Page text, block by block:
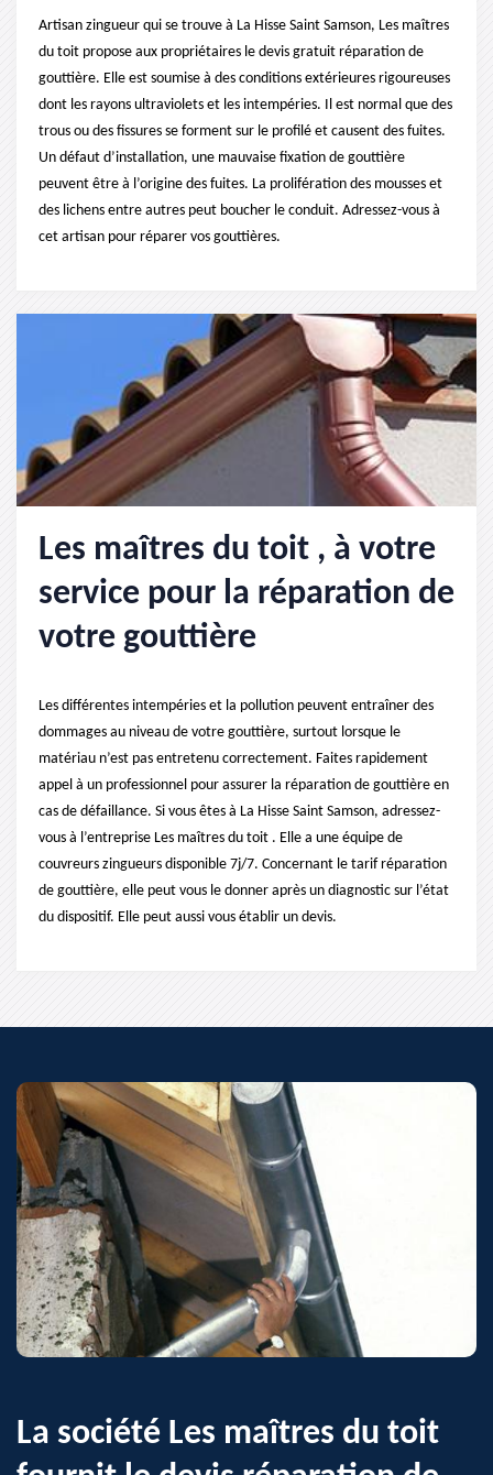
Artisan zingueur qui se trouve à La Hisse Saint Samson, Les maîtres
du toit propose aux propriétaires le devis gratuit réparation de
gouttière. Elle est soumise à des conditions extérieures rigoureuses
dont les rayons ultraviolets et les intempéries. Il est normal que des
trous ou des fissures se forment sur le profilé et causent des fuites.
Un défaut d’installation, une mauvaise fixation de gouttière
peuvent être à l’origine des fuites. La prolifération des mousses et
des lichens entre autres peut boucher le conduit. Adressez-vous à
cet artisan pour réparer vos gouttières.
Les maîtres du toit , à votre
service pour la réparation de
votre gouttière
Les différentes intempéries et la pollution peuvent entraîner des
dommages au niveau de votre gouttière, surtout lorsque le
matériau n’est pas entretenu correctement. Faites rapidement
appel à un professionnel pour assurer la réparation de gouttière en
cas de défaillance. Si vous êtes à La Hisse Saint Samson, adressez-
vous à l’entreprise Les maîtres du toit . Elle a une équipe de
couvreurs zingueurs disponible 7j/7. Concernant le tarif réparation
de gouttière, elle peut vous le donner après un diagnostic sur l’état
du dispositif. Elle peut aussi vous établir un devis.
La société Les maîtres du toit